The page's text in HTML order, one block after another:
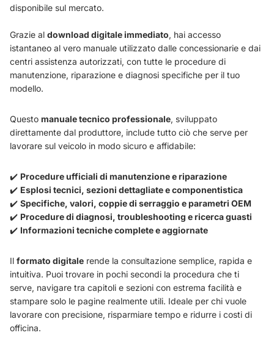
disponibile sul mercato.
Grazie al download digitale immediato, hai accesso
istantaneo al vero manuale utilizzato dalle concessionarie e dai
centri assistenza autorizzati, con tutte le procedure di
manutenzione, riparazione e diagnosi specifiche per il tuo
modello.
Questo manuale tecnico professionale, sviluppato
direttamente dal produttore, include tutto ciò che serve per
lavorare sul veicolo in modo sicuro e affidabile:
✔️ Procedure ufficiali di manutenzione e riparazione
✔️ Esplosi tecnici, sezioni dettagliate e componentistica
✔️ Specifiche, valori, coppie di serraggio e parametri OEM
✔️ Procedure di diagnosi, troubleshooting e ricerca guasti
✔️ Informazioni tecniche complete e aggiornate
Il formato digitale rende la consultazione semplice, rapida e
intuitiva. Puoi trovare in pochi secondi la procedura che ti
serve, navigare tra capitoli e sezioni con estrema facilità e
stampare solo le pagine realmente utili. Ideale per chi vuole
lavorare con precisione, risparmiare tempo e ridurre i costi di
officina.